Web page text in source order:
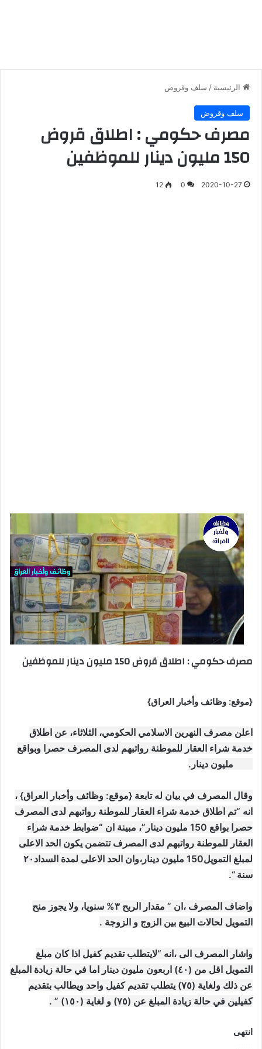
الرئيسية / سلف وقروض
سلف وقروض
مصرف حكومي : اطلاق قروض
150 مليون دينار للموظفين
2020-10-27
0
12
مصرف حكومي : اطلاق قروض 150 مليون دينار للموظفين
{موقع: وظائف وأخبار العراق}
اعلن مصرف النهرين الاسلامي الحكومي، الثلاثاء، عن اطلاق
خدمة شراء العقار للموطنة رواتبهم لدى المصرف حصرا وبواقع
وقال المصرف في بيان له تابعة {موقع: وظائف وأخبار العراق} ،
انه “تم اطلاق خدمة شراء العقار للموطنة رواتبهم لدى المصرف
حصرا بواقع 150 مليون دينار”، مبينة ان “ضوابط خدمة شراء
العقار للموطنة رواتبهم لدى المصرف تتضمن يكون الحد الاعلى
لمبلغ التمويل150 مليون دينار،وان الحد الاعلى لمدة السداد٢٠
سنة “.
واضاف المصرف ،ان ” مقدار الربح ٣% سنويا، ولا يجوز منح
التمويل لحالات البيع بين الزوج و الزوجة .
واشار المصرف الى ،انه “لايتطلب تقديم كفيل اذا كان مبلغ
التمويل اقل من (٤٠) اربعون مليون دينار اما في حالة زيادة المبلغ
عن ذلك ولغاية (٧٥) يتطلب تقديم كفيل واحد ويطالب بتقديم
كفيلين في حالة زيادة المبلغ عن (٧٥) و لغاية (١٥٠) ” .
انتهى
…….